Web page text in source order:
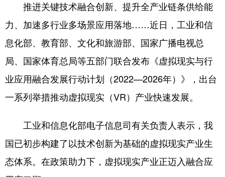
食品 人居 数字经济
学术中国 乡村振兴 银龄 溯源中国
城市 旅游 能源 会展
彩票 娱乐 时尚 悦读
公益 一带一路 亚太网 上市公司
文化产业
地方频道
推进关键技术融合创新、提升全产业链条供给能
力、加速多行业多场景应用落地……近日，工业和信
息化部、教育部、文化和旅游部、国家广播电视总
局、国家体育总局等五部门联合发布《虚拟现实与行
业应用融合发展行动计划（2022—2026年）》，出台
一系列举措推动虚拟现实（VR）产业快速发展。
工业和信息化部电子信息司有关负责人表示，我
国已初步构建了以技术创新为基础的虚拟现实产业生
态体系。在政策助力下，虚拟现实产业正迈入融合应